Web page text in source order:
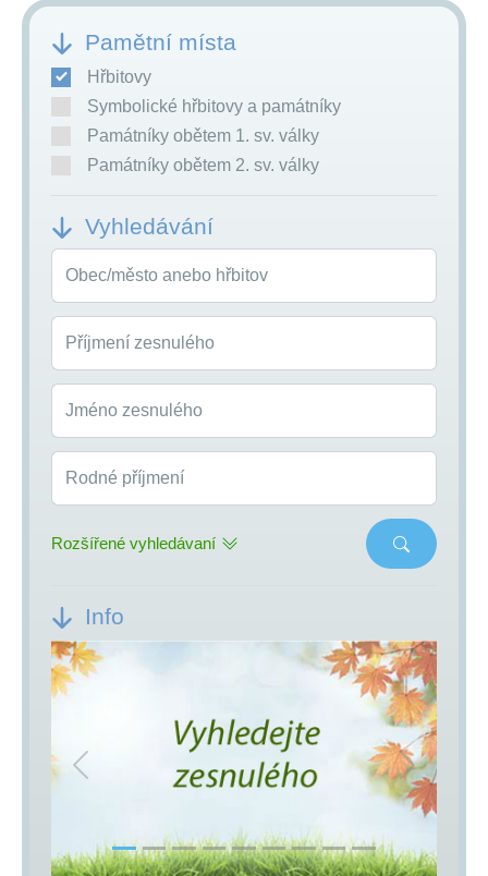
Pamětní místa
Hřbitovy
Symbolické hřbitovy a památníky
Památníky obětem 1. sv. války
Památníky obětem 2. sv. války
Vyhledávání
Obec/město anebo hřbitov
Příjmení zesnulého
Jméno zesnulého
Rodné příjmení
Rozšířené vyhledávaní
Info
Previous Next